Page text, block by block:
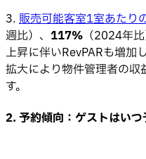
3. 販売可能客室1室あたり
週比）、 117% （2024年
上昇に伴いRevPARも増加
拡大により物件管理者の収
す。
2. 予約傾向：ゲストはい